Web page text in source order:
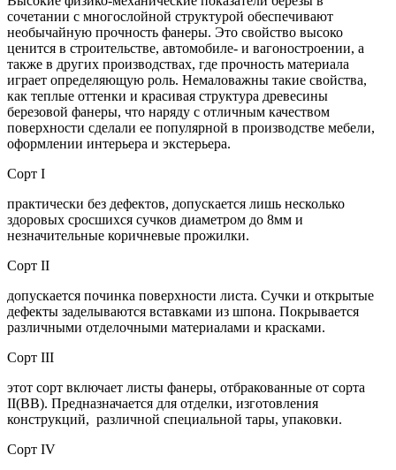
сочетании с многослойной структурой обеспечивают
необычайную прочность фанеры. Это свойство высоко
ценится в строительстве, автомобиле- и вагоностроении, а
также в других производствах, где прочность материала
играет определяющую роль. Немаловажны такие свойства,
как теплые оттенки и красивая структура древесины
березовой фанеры, что наряду с отличным качеством
поверхности сделали ее популярной в производстве мебели,
оформлении интерьера и экстерьера.
Сорт I
практически без дефектов, допускается лишь несколько
здоровых сросшихся сучков диаметром до 8мм и
незначительные коричневые прожилки.
Сорт II
допускается починка поверхности листа. Сучки и открытые
дефекты заделываются вставками из шпона. Покрывается
различными отделочными материалами и красками.
Сорт III
этот сорт включает листы фанеры, отбракованные от сорта
II(ВВ). Предназначается для отделки, изготовления
конструкций, различной специальной тары, упаковки.
Сорт IV